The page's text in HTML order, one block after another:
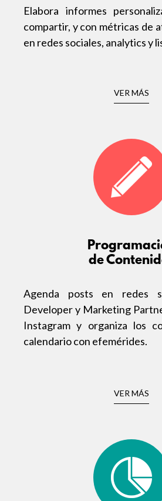
Elabora informes
compartir, y con métricas de
en redes sociales, analytics y
VER MÁS
de
Agenda posts en redes
Developer y Marketing
Instagram y organiza los
calendario con efemérides.
VER MÁS